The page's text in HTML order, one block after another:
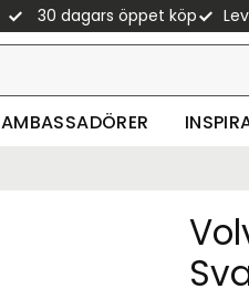
30 dagars öppet köp
AMBASSADÖRER